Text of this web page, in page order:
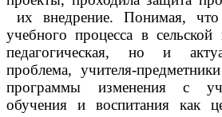
их внедрение. Понимая, что
учебного процесса в
педагогическая, но и
проблема, учителя-
программы изменения с
обучения и воспитания как